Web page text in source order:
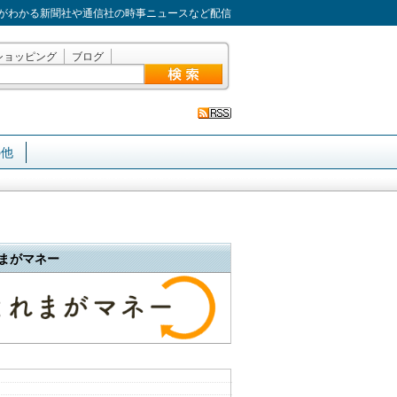
わかる新聞社や通信社の時事ニュースなど配信
ョッピング ブログ
がマネー